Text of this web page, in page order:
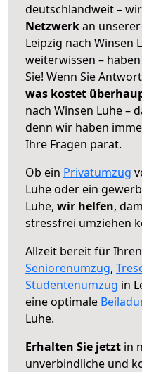
deutschlandweit –
Netzwerkan
Leipzig nach Winsen
weiterwissen –
Sie! Wenn Sie
was kostet
nach Winsen Luhe –
denn wir haben
Ihre Fragen parat.
Ob ein Privatumzug
Luhe oder ein
Luhe, wir helfen,
stressfrei umziehen
Allzeit bereit für Ihren
Seniorenumzug,
Studentenumzug in
eine optimale
Luhe.
Erhalten Sie jetzt in
unverbindliche und